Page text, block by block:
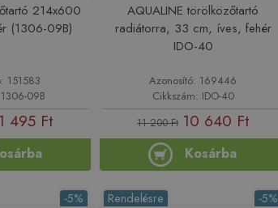
214x600
(1306-09B)
151583
09B
495 Ft
AQUALINE törölközőtartó
radiátorra, 33 cm, íves, fehér
IDO-40
Azonosító: 169446
Cikkszám: IDO-40
11 200 Ft 10 640 Ft
Kosárba
-5% -5%
Rendelésre